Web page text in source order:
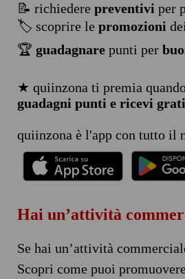
📝 richiedere preventivi per
🏷️ scoprire le promozioni
🏆 guadagnarepunti per
★ quiinzona ti premia
guadagni punti e ricevi
quiinzona è l'app con tutto il
Hai un’attività
Se hai un’attività
Scopri come puoi